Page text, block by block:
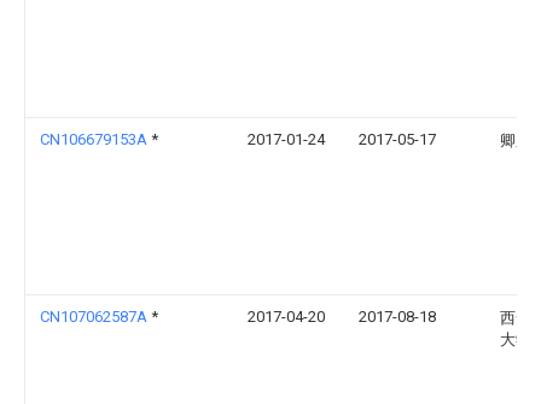
CN106679153A * 2017-01-24 2017-05-17 卿飏
CN107062587A * 2017-04-20 2017-08-18
西安
大学